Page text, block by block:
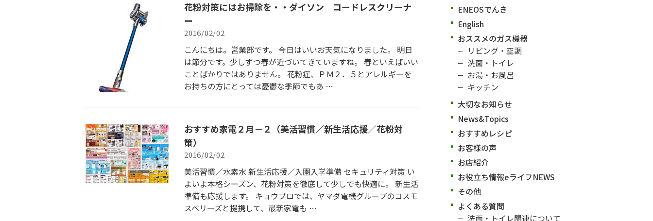
ENEOSでんき
English
おススメのガス機器
リビング・空調
洗面・トイレ
お湯・お風呂
キッチン
大切なお知らせ
News&Topics
おすすめレシピ
お客様の声
お店紹介
お役立ち情報eライフNEWS
その他
よくある質問
洗面・トイレ関連について
花粉対策にはお掃除を・・ダイソン コードレスクリーナ
ー
2016/02/02
こんにちは。営業部です。 今日はいいお天気になりました。 明日
は節分です。少しずつ春が近づいてきていますね。 春といえばいい
ことばかりではありません。 花粉症、ＰＭ２．５とアレルギーを
お持ちの方にとっては憂鬱な季節でもあ …
おすすめ家電２月－２（美活習慣／新生活応援／花粉対
策）
2016/02/02
美活習慣／水素水 新生活応援／入園入学準備 セキュリティ対策 い
よいよ本格シーズン、花粉対策を徹底して少しでも快適に。 新生活
準備も応援します。 キョウプロでは、ヤマダ電機グループのコスモ
スベリーズと提携して、最新家電も …